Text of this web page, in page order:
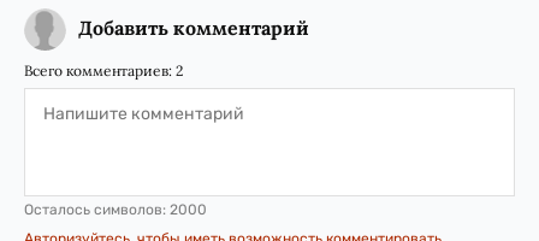
Добавить комментарий
Всего комментариев: 2
Осталось символов: 2000